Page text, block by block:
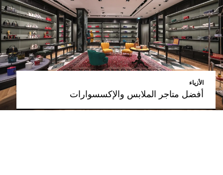
الأزياء
أفضل متاجر الملابس والإكسسوارات